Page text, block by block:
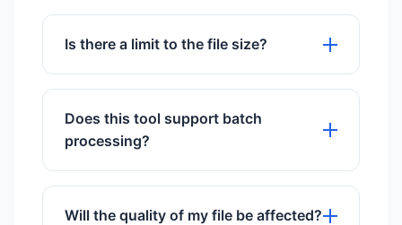
We store files for exactly 60 minutes to
give you time to download them, then
Is there a limit to the file size?
We support files up to 50MB for free
users.
Does this tool support batch
processing?
Yes, you can upload and process
multiple files simultaneously.
Will the quality of my file be affected?